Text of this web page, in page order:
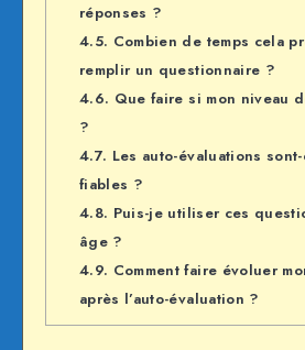
réponses ?
4.5. Combien de temps cela
remplir un questionnaire ?
4.6. Que faire si mon niveau
?
4.7. Les auto-évaluations
fiables ?
4.8. Puis-je utiliser ces
âge ?
4.9. Comment faire évoluer
après l’auto-évaluation ?